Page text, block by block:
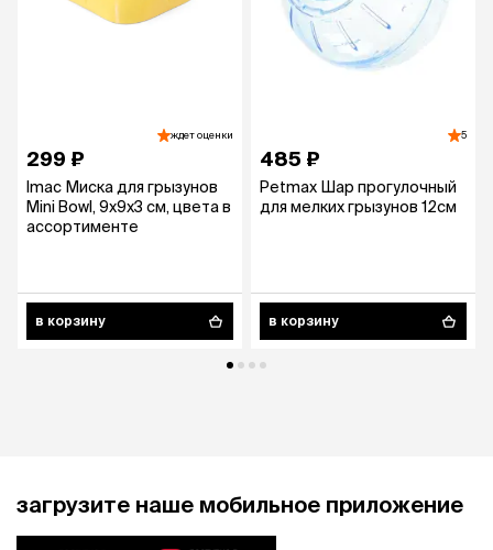
ждет оценки
299 ₽
Imac Миска для грызунов
Mini Bowl, 9х9х3 см, цвета в
ассортименте
в корзину
5
485 ₽
Petmax Шар прогулочный
для мелких грызунов 12см
в корзину
загрузите наше мобильное приложение